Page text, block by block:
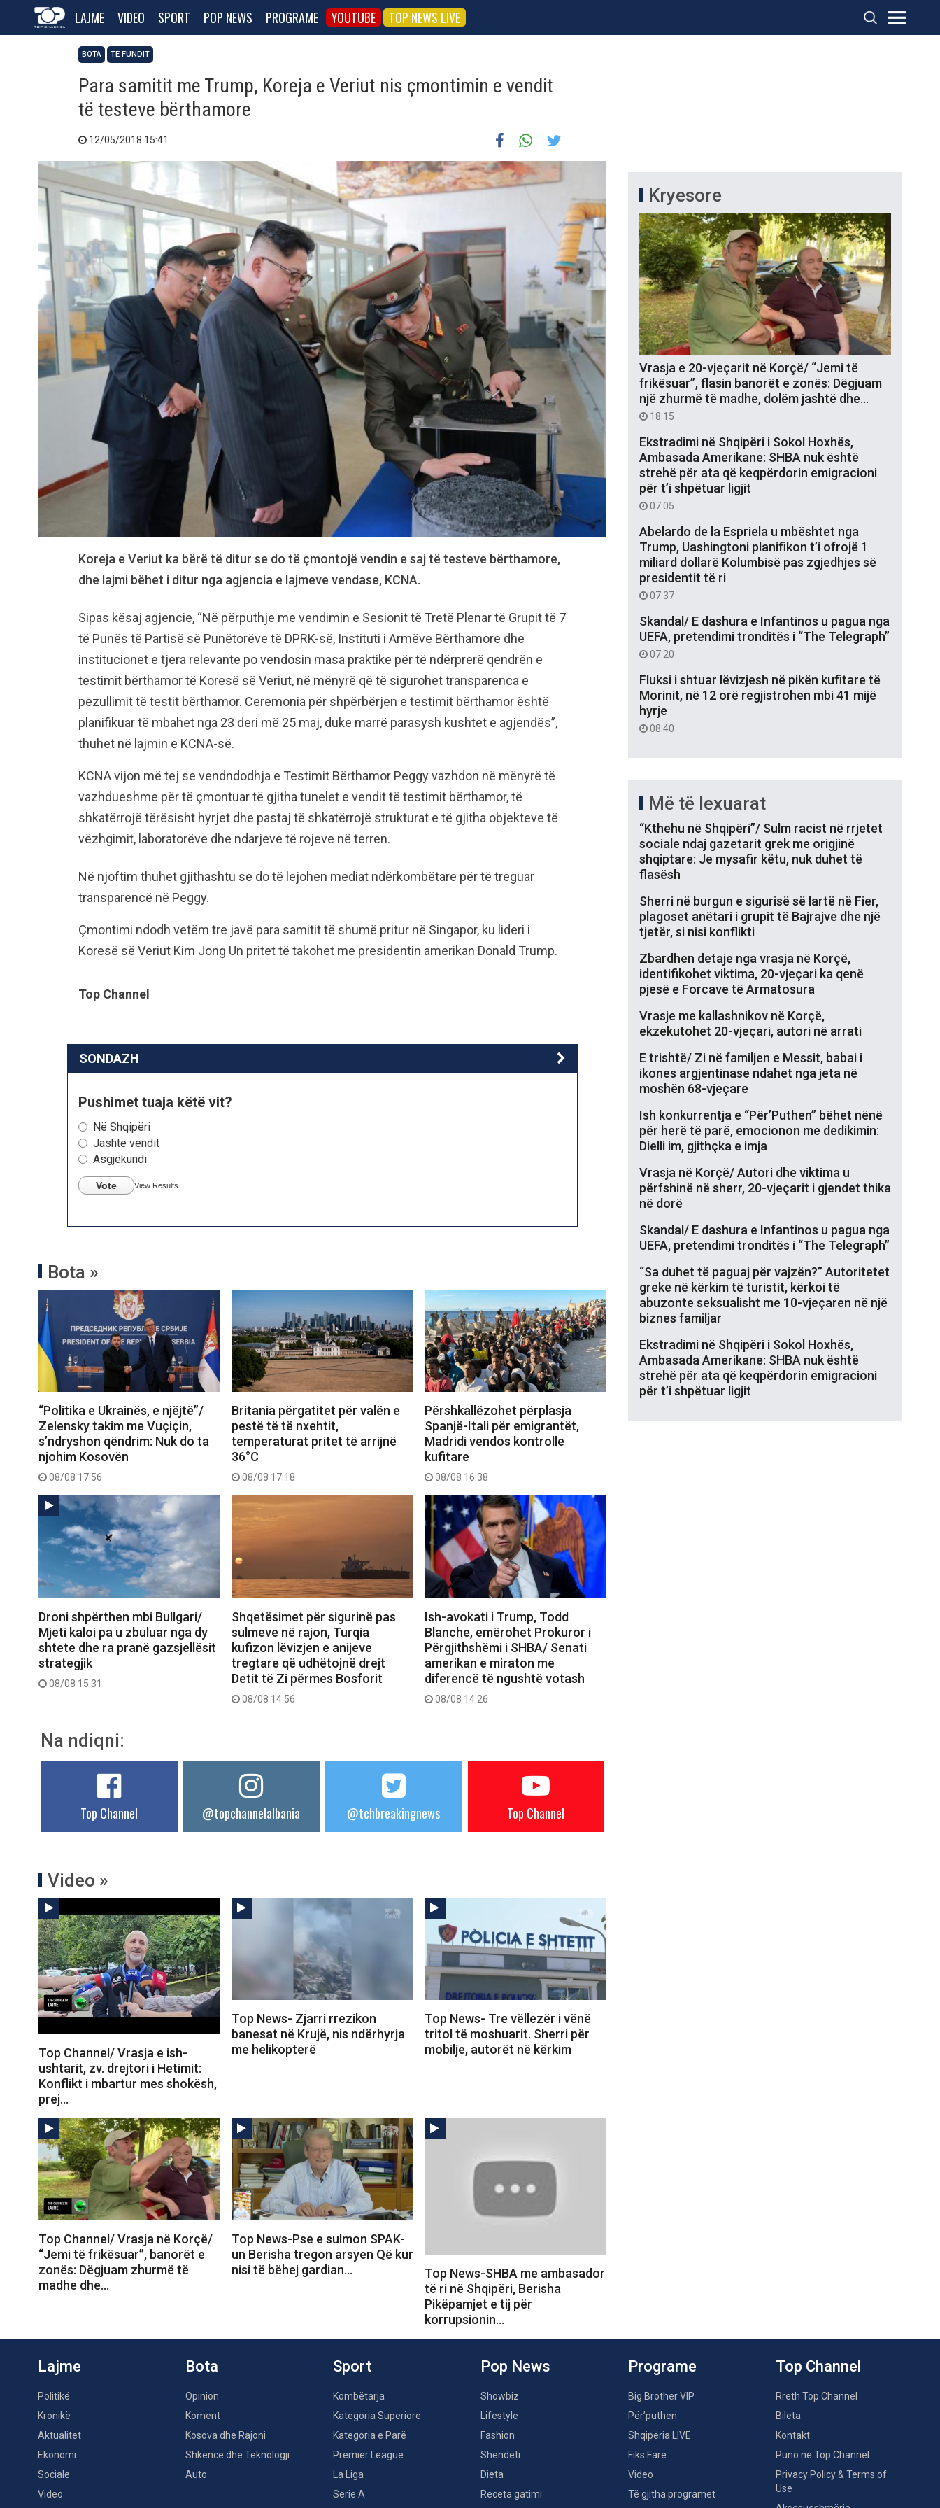
LAJME VIDEO SPORT POP NEWS PROGRAME YOUTUBE TOP NEWS LIVE
BOTA TË FUNDIT
Para samitit me Trump, Koreja e Veriut nis çmontimin e vendit
të testeve bërthamore
12/05/2018 15:41
Koreja e Veriut ka bërë të ditur se do të çmontojë vendin e saj të testeve bërthamore,
dhe lajmi bëhet i ditur nga agjencia e lajmeve vendase, KCNA.
Sipas kësaj agjencie, “Në përputhje me vendimin e Sesionit të Tretë Plenar të Grupit të 7
të Punës të Partisë së Punëtorëve të DPRK-së, Instituti i Armëve Bërthamore dhe
institucionet e tjera relevante po vendosin masa praktike për të ndërprerë qendrën e
testimit bërthamor të Koresë së Veriut, në mënyrë që të sigurohet transparenca e
pezullimit të testit bërthamor. Ceremonia për shpërbërjen e testimit bërthamor është
planifikuar të mbahet nga 23 deri më 25 maj, duke marrë parasysh kushtet e agjendës”,
thuhet në lajmin e KCNA-së.
KCNA vijon më tej se vendndodhja e Testimit Bërthamor Peggy vazhdon në mënyrë të
vazhdueshme për të çmontuar të gjitha tunelet e vendit të testimit bërthamor, të
shkatërrojë tërësisht hyrjet dhe pastaj të shkatërrojë strukturat e të gjitha objekteve të
vëzhgimit, laboratorëve dhe ndarjeve të rojeve në terren.
Në njoftim thuhet gjithashtu se do të lejohen mediat ndërkombëtare për të treguar
transparencë në Peggy.
Çmontimi ndodh vetëm tre javë para samitit të shumë pritur në Singapor, ku lideri i
Koresë së Veriut Kim Jong Un pritet të takohet me presidentin amerikan Donald Trump.
Top Channel
SONDAZH
Pushimet tuaja këtë vit?
Në Shqipëri
Jashtë vendit
Asgjëkundi
Vote View Results
Bota »
“Politika e Ukrainës, e njëjtë”/
Zelensky takim me Vuçiçin,
s’ndryshon qëndrim: Nuk do ta
njohim Kosovën
08/08 17:56
Britania përgatitet për valën e
pestë të të nxehtit,
temperaturat pritet të arrijnë
36°C
08/08 17:18
Përshkallëzohet përplasja
Spanjë-Itali për emigrantët,
Madridi vendos kontrolle
kufitare
08/08 16:38
Droni shpërthen mbi Bullgari/
Mjeti kaloi pa u zbuluar nga dy
shtete dhe ra pranë gazsjellësit
strategjik
08/08 15:31
Shqetësimet për sigurinë pas
sulmeve në rajon, Turqia
kufizon lëvizjen e anijeve
tregtare që udhëtojnë drejt
Detit të Zi përmes Bosforit
08/08 14:56
Ish-avokati i Trump, Todd
Blanche, emërohet Prokuror i
Përgjithshëmi i SHBA/ Senati
amerikan e miraton me
diferencë të ngushtë votash
08/08 14:26
Na ndiqni:
Top Channel @topchannelalbania @tchbreakingnews Top Channel
Video »
Top Channel/ Vrasja e ish-
ushtarit, zv. drejtori i Hetimit:
Konflikt i mbartur mes shokësh,
prej…
Top News- Zjarri rrezikon
banesat në Krujë, nis ndërhyrja
me helikopterë
Top News- Tre vëllezër i vënë
tritol të moshuarit. Sherri për
mobilje, autorët në kërkim
Top Channel/ Vrasja në Korçë/
“Jemi të frikësuar”, banorët e
zonës: Dëgjuam zhurmë të
madhe dhe…
Top News-Pse e sulmon SPAK-
un Berisha tregon arsyen Që kur
nisi të bëhej gardian…
Top News-SHBA me ambasador
të ri në Shqipëri, Berisha
Pikëpamjet e tij për
korrupsionin…
Kryesore
Vrasja e 20-vjeçarit në Korçë/ “Jemi të
frikësuar”, flasin banorët e zonës: Dëgjuam
një zhurmë të madhe, dolëm jashtë dhe…
18:15
Ekstradimi në Shqipëri i Sokol Hoxhës,
Ambasada Amerikane: SHBA nuk është
strehë për ata që keqpërdorin emigracioni
për t’i shpëtuar ligjit
07:05
Abelardo de la Espriela u mbështet nga
Trump, Uashingtoni planifikon t’i ofrojë 1
miliard dollarë Kolumbisë pas zgjedhjes së
presidentit të ri
07:37
Skandal/ E dashura e Infantinos u pagua nga
UEFA, pretendimi tronditës i “The Telegraph”
07:20
Fluksi i shtuar lëvizjesh në pikën kufitare të
Morinit, në 12 orë regjistrohen mbi 41 mijë
hyrje
08:40
Më të lexuarat
“Kthehu në Shqipëri”/ Sulm racist në rrjetet
sociale ndaj gazetarit grek me origjinë
shqiptare: Je mysafir këtu, nuk duhet të
flasësh
Sherri në burgun e sigurisë së lartë në Fier,
plagoset anëtari i grupit të Bajrajve dhe një
tjetër, si nisi konflikti
Zbardhen detaje nga vrasja në Korçë,
identifikohet viktima, 20-vjeçari ka qenë
pjesë e Forcave të Armatosura
Vrasje me kallashnikov në Korçë,
ekzekutohet 20-vjeçari, autori në arrati
E trishtë/ Zi në familjen e Messit, babai i
ikones argjentinase ndahet nga jeta në
moshën 68-vjeçare
Ish konkurrentja e “Për’Puthen” bëhet nënë
për herë të parë, emocionon me dedikimin:
Dielli im, gjithçka e imja
Vrasja në Korçë/ Autori dhe viktima u
përfshinë në sherr, 20-vjeçarit i gjendet thika
në dorë
Skandal/ E dashura e Infantinos u pagua nga
UEFA, pretendimi tronditës i “The Telegraph”
“Sa duhet të paguaj për vajzën?” Autoritetet
greke në kërkim të turistit, kërkoi të
abuzonte seksualisht me 10-vjeçaren në një
biznes familjar
Ekstradimi në Shqipëri i Sokol Hoxhës,
Ambasada Amerikane: SHBA nuk është
strehë për ata që keqpërdorin emigracioni
për t’i shpëtuar ligjit
Lajme
Politikë
Kronikë
Aktualitet
Ekonomi
Sociale
Video
Bota
Opinion
Koment
Kosova dhe Rajoni
Shkencë dhe Teknologji
Auto
Sport
Kombëtarja
Kategoria Superiore
Kategoria e Parë
Premier League
La Liga
Serie A
Pop News
Showbiz
Lifestyle
Fashion
Shëndeti
Dieta
Receta gatimi
Programe
Big Brother VIP
Për’puthen
Shqipëria LIVE
Fiks Fare
Video
Të gjitha programet
Top Channel
Rreth Top Channel
Bileta
Kontakt
Puno në Top Channel
Privacy Policy & Terms of
Use